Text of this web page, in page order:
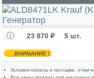
23 870 ₽ 5 шт.
ВНИМАНИЕ !
Условия оплаты и поставки ,